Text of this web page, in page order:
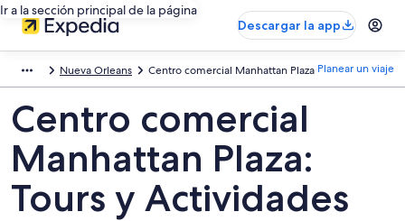
Ir a la sección principal de la página
Descargar la app
Nueva Orleans Centro comercial Manhattan Plaza Planear un viaje
Centro comercial
Manhattan Plaza:
Tours y Actividades